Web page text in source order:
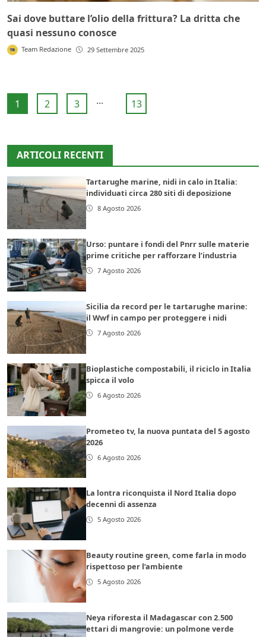
Sai dove buttare l’olio della frittura? La dritta che
quasi nessuno conosce
Team Redazione 29 Settembre 2025
1 2 3 ... 13
ARTICOLI RECENTI
Tartarughe marine, nidi in calo in Italia:
individuati circa 280 siti di deposizione
8 Agosto 2026
Urso: puntare i fondi del Pnrr sulle materie
prime critiche per rafforzare l’industria
7 Agosto 2026
Sicilia da record per le tartarughe marine:
il Wwf in campo per proteggere i nidi
7 Agosto 2026
Bioplastiche compostabili, il riciclo in Italia
spicca il volo
6 Agosto 2026
Prometeo tv, la nuova puntata del 5 agosto
2026
6 Agosto 2026
La lontra riconquista il Nord Italia dopo
decenni di assenza
5 Agosto 2026
Beauty routine green, come farla in modo
rispettoso per l’ambiente
5 Agosto 2026
Neya riforesta il Madagascar con 2.500
ettari di mangrovie: un polmone verde